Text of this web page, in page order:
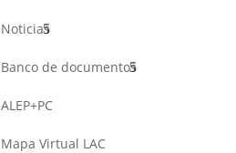
Noticias
Banco de documentos
ALEP+PC
Mapa Virtual LAC